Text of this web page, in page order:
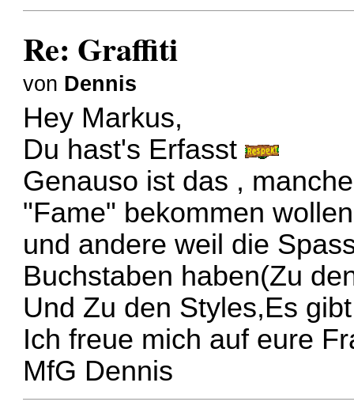
Re: Graffiti
von Dennis
Hey Markus,
Du hast's Erfasst
Genauso ist das ,
"Fame" bekommen
und andere weil die
Buchstaben haben(Zu
Und Zu den Styles,Es
Ich freue mich auf eure
MfG Dennis